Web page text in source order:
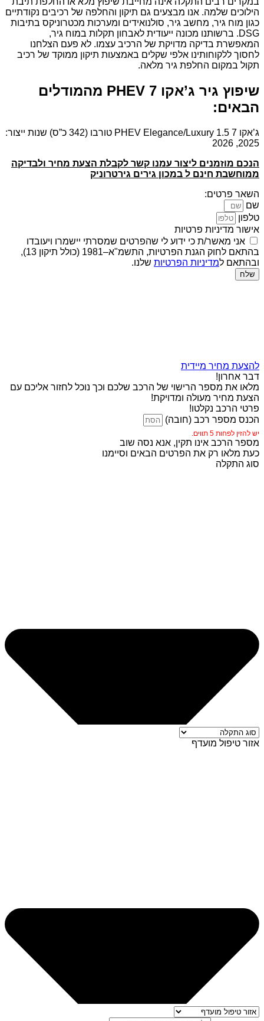
הילוכים שלמה. אנו מבצעים גם תיקון והחלפה של רכיבים נקודתיים
כגון מוח גיר, מחשב גיר, סולנואידים ומערכות מכטרוניקס בתיבות
DSG. ברשותנו מכונה ייעודית לאבחון תקלות במוח גיר,
המאפשרת בדיקה מדויקת של הרכיב עצמו. לא פעם הצלחנו
לחסוך ללקוחותינו אלפי שקלים באמצעות תיקון ממוקד של רכיב
תקול במקום החלפת גיר מלאה.
שיפוץ גיר ג’אקו 7 PHEV מהמודלים
הבאים:
ג’אקו 7 PHEV Elegance/Luxury 1.5 טורבו (342 כ”ס) שנות ייצור:
2025, 2026
הנכם מוזמנים ליצור עמנו קשר לקבלת הצעת מחיר ולבדיקה
ממוחשבת חינם ל במכון גירים גירטרוניק
השאר פרטים:
שם
טלפון
אישור מדיניות פרטיות
אני מאשר/ת כי ידוע לי שהפרטים שמסרתי יישמרו ויעובדו
בהתאם לחוק הגנת הפרטיות, התשמ"א–1981 (כולל תיקון 13),
ובהתאם למדיניות הפרטיות שלנו.
שלח
להצעת מחיר מיידית
דבר אחרון!
מלאו את מספר הרישוי של הרכב שלכם וכך נוכל לחזור אליכם עם
הצעת מחיר מעולה ומדויקת!
פרטי הרכב נקלטו!
הכנס מספר רכב (חובה)
יש להזין לפחות 5 תווים.
מספר הרכב אינו תקין, אנא נסה שוב
כעת מלאו רק את הפרטים הבאים וסיימנו
סוג התקלה
אזור טיפול מועדף